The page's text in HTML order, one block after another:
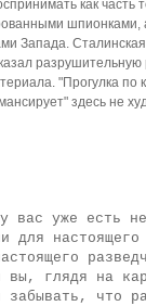
как часть
Запада.
разрушительную
"Прогулка
здесь не
вас уже есть
для настоящего
вы, глядя на
забывать, что